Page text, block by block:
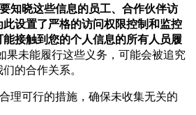
知晓这些信息的员工、合作伙伴访
设置了严格的访问权限控制和监控
接触到您的个人信息的所有人员履
果未能履行这些义务，可能会被追究
的合作关系。
理可行的措施，确保未收集无关的